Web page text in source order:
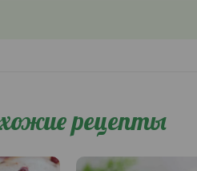
рецепты